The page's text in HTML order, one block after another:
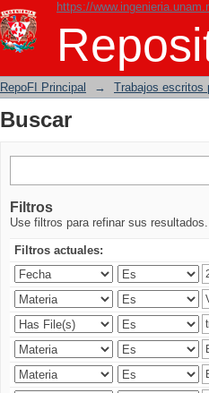
https://
Buscar
RepoFI Principal → Trabajos escritos
Buscar
Filtros
Use filtros para refinar sus resultados.
Filtros actuales: